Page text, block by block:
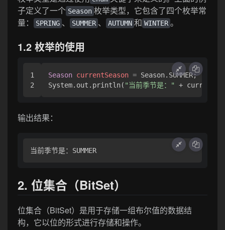
子定义了一个 Season 枚举类型，它包含了四个枚举常
量：
SPRING 、 SUMMER 、 AUTUMN 和 WINTER 。
1.2 枚举的使用
1
Season currentSeason = Season.SUMMER;
System.out.println( "当前季节是："
输出结果：
2. 位集合（BitSet）
位集合（BitSet）是用于存储一组布尔值的数据结
构，它以位的形式进行存储和操作。